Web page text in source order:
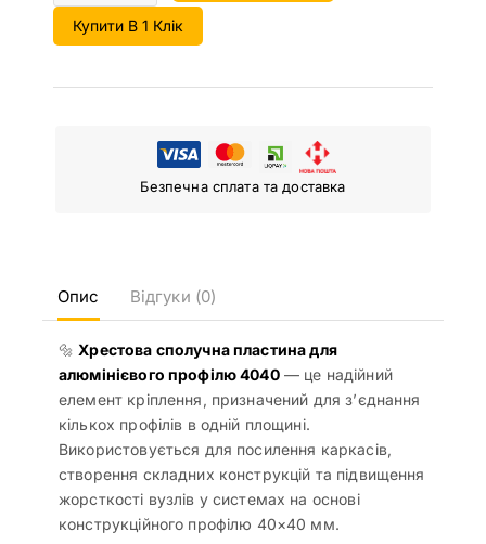
Купити В 1 Клік
Безпечна сплата та доставка
Опис Відгуки (0)
🔩 Хрестова сполучна пластина для
алюмінієвого профілю 4040— це надійний
елемент кріплення, призначений для з’єднання
кількох профілів в одній площині.
Використовується для посилення каркасів,
створення складних конструкцій та підвищення
жорсткості вузлів у системах на основі
конструкційного профілю 40×40 мм.